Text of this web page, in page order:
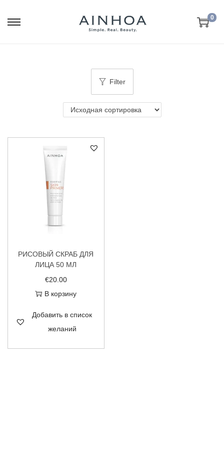
0
Filter
РИСОВЫЙ СКРАБ ДЛЯ
ЛИЦА 50 МЛ
€20.00
В корзину
Добавить в список
желаний